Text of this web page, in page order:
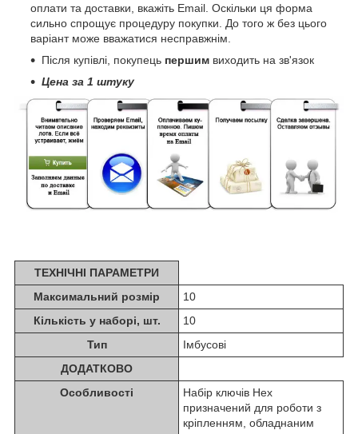
оплати та доставки, вкажіть Email. Оскільки ця форма
сильно спрощує процедуру покупки. До того ж без цього
варіант може вважатися несправжнім.
Після купівлі, покупець першим виходить на зв'язок
Цена за 1 штуку
ТЕХНІЧНІ ПАРАМЕТРИ
Максимальний розмір
10
Кількість у наборі, шт.
10
Тип
Імбусові
ДОДАТКОВО
Особливості
Набір ключів Hex
призначений для роботи з
кріпленням, обладнаним